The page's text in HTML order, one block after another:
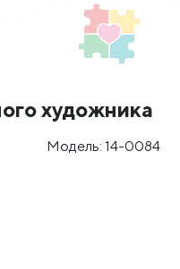
художника
Модель: 14-0084